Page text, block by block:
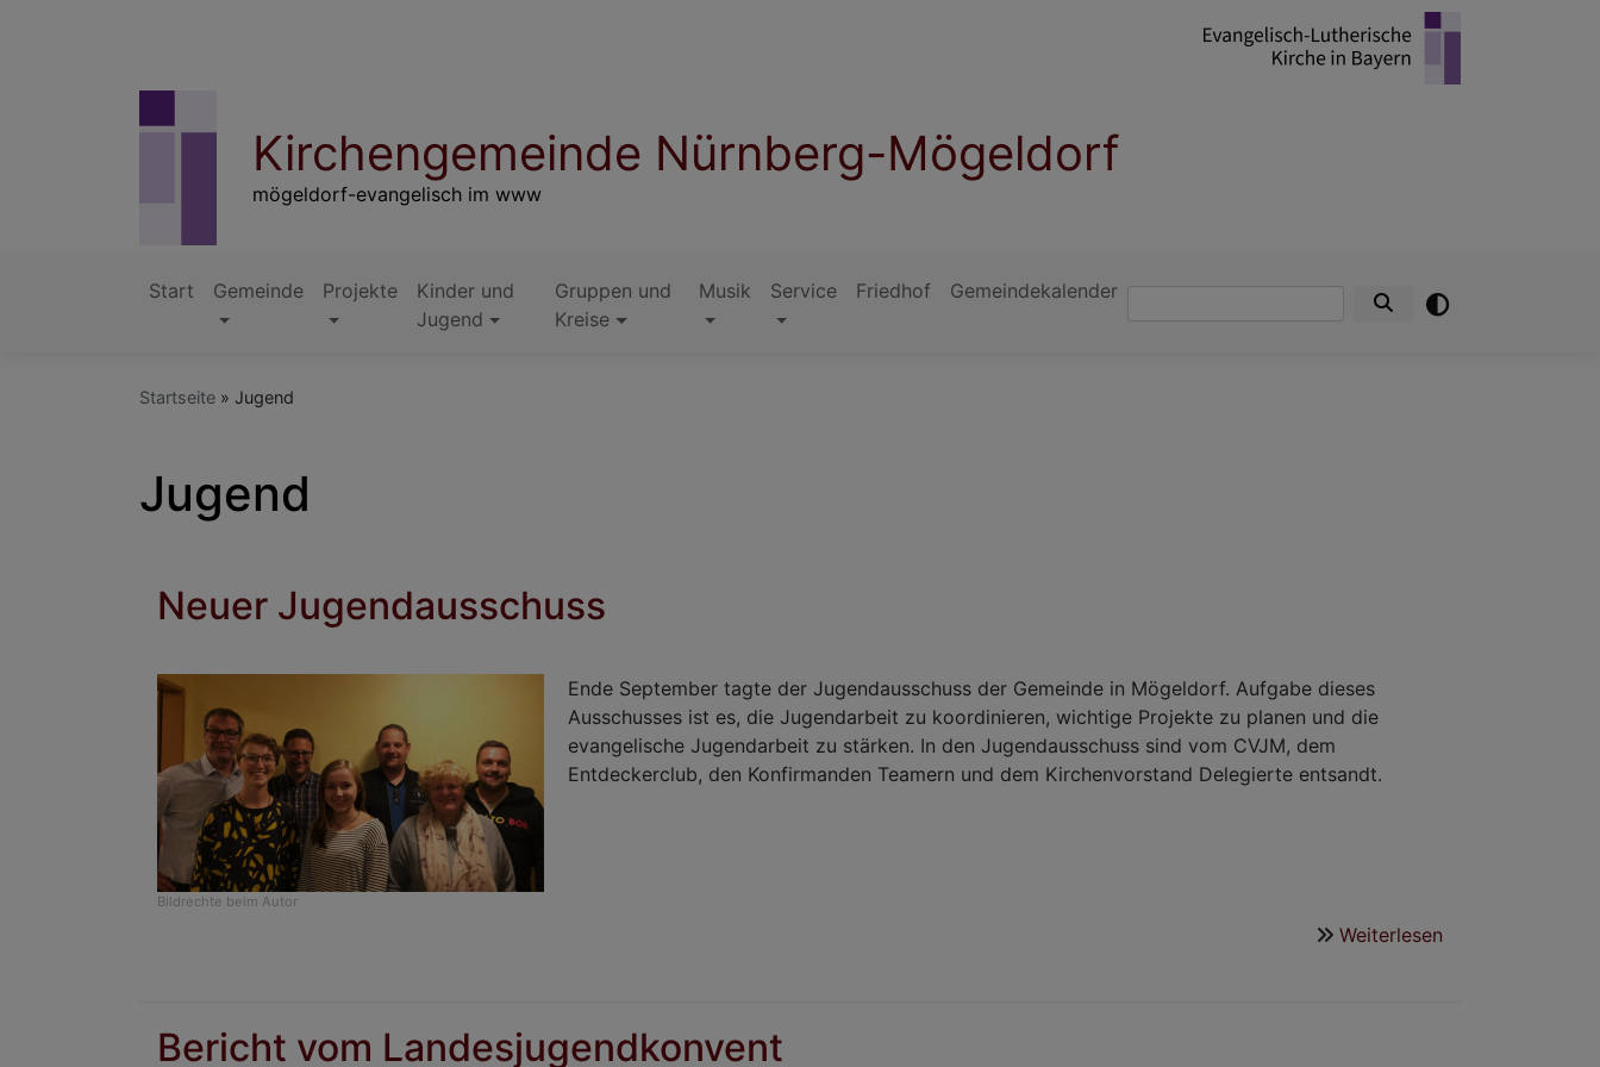
Kirchengemeinde Nürnberg-Mögeldorf
mögeldorf-evangelisch im www
Hauptnavigation
Start Gemeinde Projekte
Kinder und
Jugend
Gruppen und
Kreise
Musik Service Friedhof GemeindekalenderSuche
Startseite Jugend
Jugend
Neuer Jugendausschuss
Bildrechte beim Autor
Ende September tagte der Jugendausschuss der Gemeinde in Mögeldorf. Aufgabe dieses
Ausschusses ist es, die Jugendarbeit zu koordinieren, wichtige Projekte zu planen und die
evangelische Jugendarbeit zu stärken. In den Jugendausschuss sind vom CVJM, dem
Entdeckerclub, den Konfirmanden Teamern und dem Kirchenvorstand Delegierte entsandt.
Weiterlesen
Bericht vom Landesjugendkonvent